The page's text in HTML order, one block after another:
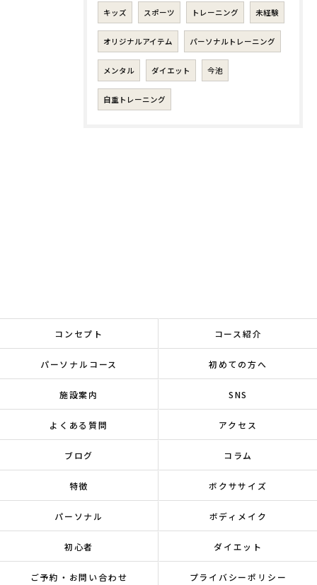
キッズ スポーツ トレーニング 未経験
オリジナルアイテム パーソナルトレーニング
メンタル ダイエット 今池
自重トレーニング
コンセプト コース紹介
パーソナルコース 初めての方へ
施設案内 SNS
よくある質問 アクセス
ブログ コラム
特徴 ボクササイズ
パーソナル ボディメイク
初心者 ダイエット
ご予約・お問い合わせ プライバシーポリシー